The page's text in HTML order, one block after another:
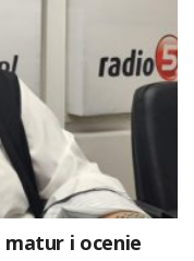
matur i ocenie